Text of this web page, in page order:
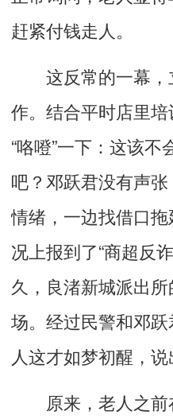
赶紧付钱走人。
这反常的一幕，
作。结合平时店里
“咯噔”一下：这该
吧？邓跃君没有声
情绪，一边找借口
况上报到了“商超反
久，良渚新城派出
场。经过民警和邓
人这才如梦初醒，说
原来，老人之前